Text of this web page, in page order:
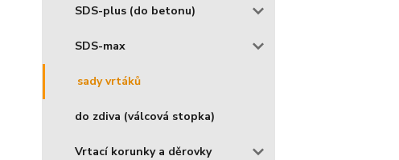
SDS-plus (do betonu)
SDS-max
sady vrtáků
do zdiva (válcová stopka)
Vrtací korunky a děrovky